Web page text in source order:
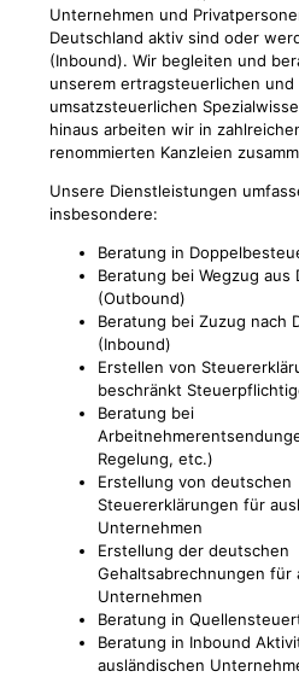
Unternehmen und
Deutschland aktiv sind oder
(Inbound). Wir begleiten und
unserem ertragsteuerlichen und
umsatzsteuerlichen
hinaus arbeiten wir in
renommierten Kanzleien
Unsere Dienstleistungen
insbesondere:
Beratung in
Beratung bei Wegzug aus
(Outbound)
Beratung bei Zuzug nach
(Inbound)
Erstellen von
beschränkt
Beratung bei
Regelung, etc.)
Erstellung von deutschen
Steuererklärungen für
Unternehmen
Erstellung der deutschen
Gehaltsabrechnungen für
Unternehmen
Beratung in
Beratung in Inbound
ausländischen